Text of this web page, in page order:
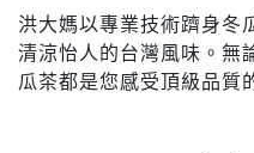
洪大媽以專業技術躋身冬
清涼怡人的台灣風味。無
瓜茶都是您感受頂級品質